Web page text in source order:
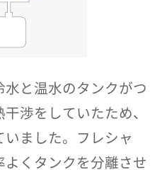
と温水のタンクがつ
渉をしていたため、
ました。フレシャ
よくタンクを分離させ